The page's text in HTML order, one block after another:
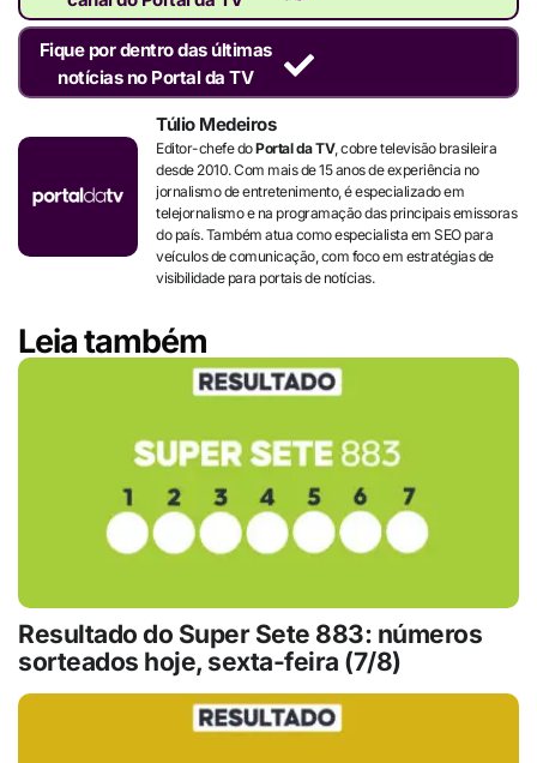
Fique por dentro das últimas
notícias no Portal da TV
Túlio Medeiros
Editor-chefe doPortal da TV, cobre televisão brasileira
desde 2010. Com mais de 15 anos de experiência no
jornalismo de entretenimento, é especializado em
telejornalismo e na programação das principais emissoras
do país. Também atua como especialista em SEO para
veículos de comunicação, com foco em estratégias de
visibilidade para portais de notícias.
Leia também
Resultado do Super Sete 883: números
sorteados hoje, sexta-feira (7/8)